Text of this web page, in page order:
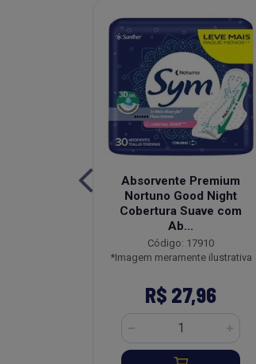
Absorvente Premium
Nortuno Good Night
Cobertura Suave com
Ab...
Código: 17910
*Imagem meramente ilustrativa
R$ 27,96